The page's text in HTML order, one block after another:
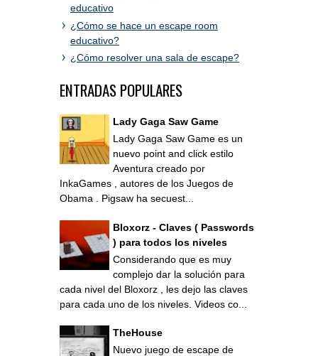
educativo
¿Cómo se hace un escape room
educativo?
¿Cómo resolver una sala de escape?
ENTRADAS POPULARES
Lady Gaga Saw Game
Lady Gaga Saw Game es un
nuevo point and click estilo
Aventura creado por
InkaGames , autores de los Juegos de
Obama . Pigsaw ha secuest...
Bloxorz - Claves ( Passwords
) para todos los niveles
Considerando que es muy
complejo dar la solución para
cada nivel del Bloxorz , les dejo las claves
para cada uno de los niveles. Videos co...
TheHouse
Nuevo juego de escape de